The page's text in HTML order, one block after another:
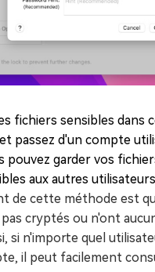
fichiers sensibles dans
passez d'un compte
pouvez garder vos
aux autres
de cette méthode est
cryptés ou n'ont
si n'importe quel
il peut facilement